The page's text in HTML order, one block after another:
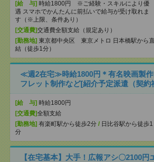
[給 与] 時給1800円 ※ご経験・スキルにより優
遇 スマホでかんたんに前払いで給与が受け取れま
す（※上限、条件あり）
[交通費]交通費全額支給（規定あり）
[勤務地] 東京都中央区 東京メトロ 日本橋駅から直
結（徒歩1分）
≪週2在宅≫時給1800円＊有名映画製
フレット制作など[紹介予定派遣（契約
[給 与] 時給1800円
[交通費]全額支給
[勤務地] 有楽町駅から徒歩2分 / 日比谷駅から徒歩1
分
【在宅基本】大手！広報アシ〇2100円